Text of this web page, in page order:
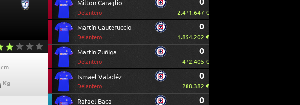
cm
Kg
Milton Caraglio
Delantero 2.471.647 €
Martín Cauteruccio
Delantero
0
1.854.202 €
Martín Zuñiga
Delantero
0
472.405 €
Ismael Valadéz
Delantero
0
288.382 €
Rafael Baca 0